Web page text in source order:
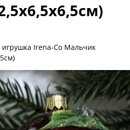
Irena-Co Мальчик